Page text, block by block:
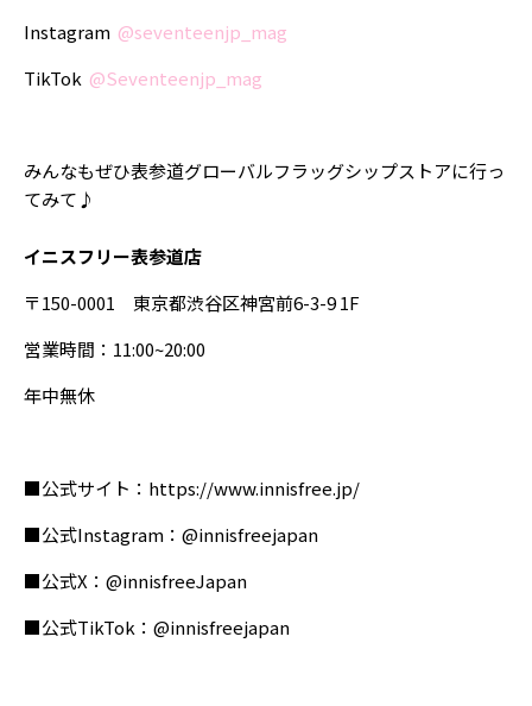
Instagram @seventeenjp_mag
TikTok @Seventeenjp_mag
みんなもぜひ表参道グローバルフラッグシップストアに行っ
てみて♪
イニスフリー表参道店
〒150-0001 東京都渋谷区神宮前6-3-9 1F
営業時間：11:00~20:00
年中無休
■公式サイト： https://www.innisfree.jp/
■公式Instagram： @innisfreejapan
■公式X： @innisfreeJapan
■公式TikTok： @innisfreejapan